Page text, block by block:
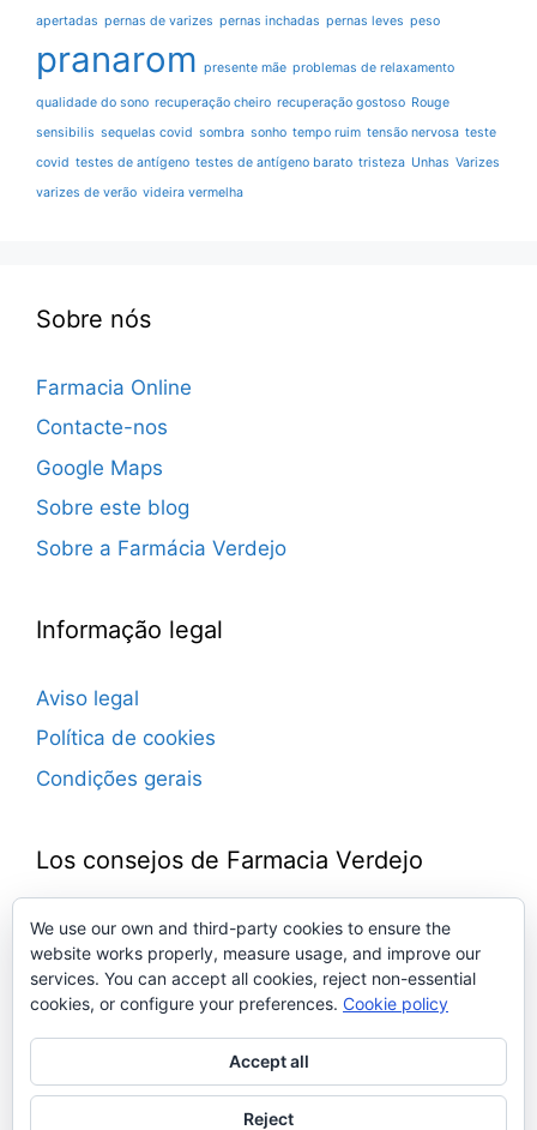
apertadas pernas de varizes pernas inchadas pernas leves peso
pranarom presente mãe problemas de relaxamento
qualidade do sono recuperação cheiro recuperação gostoso Rouge
sensibilis sequelas covid sombra sonho tempo ruim tensão nervosa teste
covid testes de antígeno testes de antígeno barato tristeza Unhas Varizes
varizes de verão videira vermelha
Sobre nós
Farmacia Online
Contacte-nos
Google Maps
Sobre este blog
Sobre a Farmácia Verdejo
Informação legal
Aviso legal
Política de cookies
Condições gerais
Los consejos de Farmacia Verdejo
Blog de consejos farmacéuticos.
Novedades, trucos, ideas, remedios, noticias…
Todo sobre medicamentos, defensas,
cosmética, salud, bienestar…
Verdejo. Toda una vida junto a ti.
We use our own and third-party cookies to ensure the
website works properly, measure usage, and improve our
services. You can accept all cookies, reject non-essential
cookies, or configure your preferences. Cookie policy
Accept all
Reject